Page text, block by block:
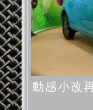
動感小改